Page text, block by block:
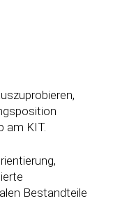
am KIT.
Bestandteile